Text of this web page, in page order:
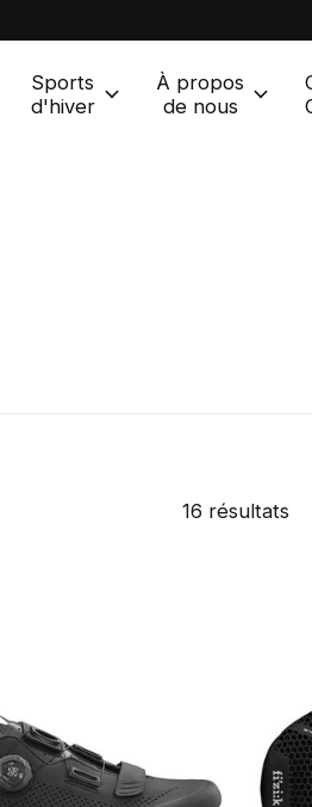
Sports
d'hiver
À propos
de nous
16 résultats